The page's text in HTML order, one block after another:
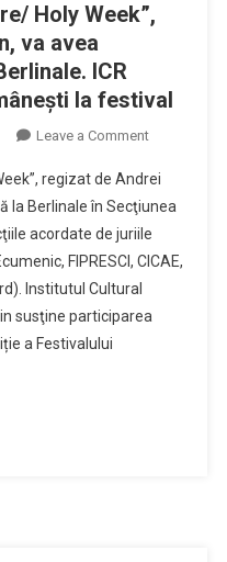
Holy Week”,
va avea
ICR
la festival
Leave a Commenton
„Săptămâna
Mare/
Holy
Week”,
de
regizat de Andrei
la Berlinale în Secţiunea
acordate de juriile
FIPRESCI, CICAE,
Institutul Cultural
susţine participarea
a Festivalului